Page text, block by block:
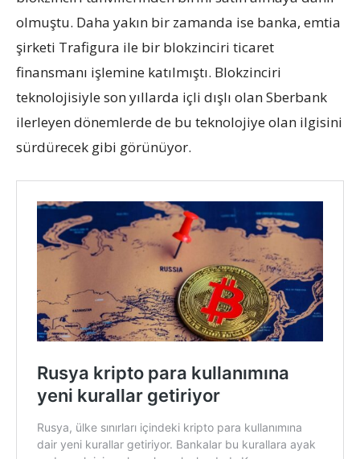
olmuştu. Daha yakın bir zamanda ise banka, emtia
şirketi Trafigura ile bir blokzinciri ticaret
finansmanı işlemine katılmıştı. Blokzinciri
teknolojisiyle son yıllarda içli dışlı olan Sberbank
ilerleyen dönemlerde de bu teknolojiye olan ilgisini
sürdürecek gibi görünüyor.